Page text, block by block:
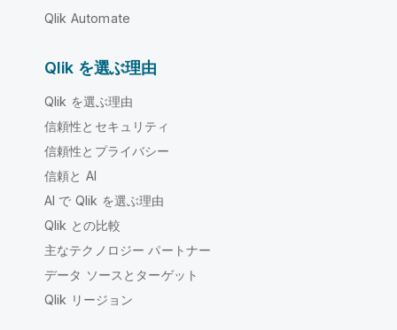
Qlik Automate
Qlik を選ぶ理由
Qlik を選ぶ理由
信頼性とセキュリティ
信頼性とプライバシー
信頼と AI
AI で Qlik を選ぶ理由
Qlik との比較
主なテクノロジー パートナー
データ ソースとターゲット
Qlik リージョン